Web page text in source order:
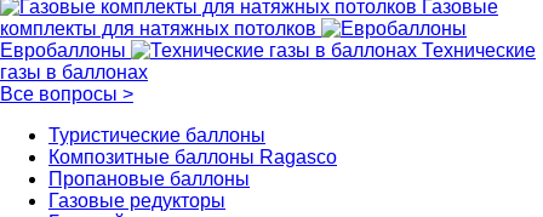
Газовые
комплекты для натяжных потолков
Евробаллоны
Технические
газы в баллонах
Все вопросы >
Туристические баллоны
Композитные баллоны Ragasco
Пропановые баллоны
Газовые редукторы